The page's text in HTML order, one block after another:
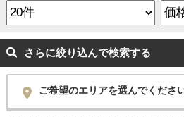
さらに絞り込んで検索する
ご希望のエリアを選んでくださ